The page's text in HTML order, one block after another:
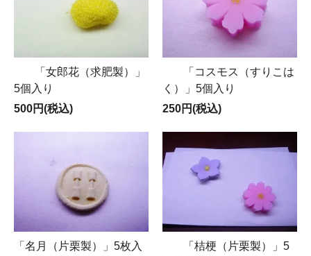
「女郎花（求肥製）」
5個入り
500円(税込)
「コスモス（すりこは
く）」5個入り
250円(税込)
「名月（片栗製）」5枚入
「桔梗（片栗製）」5